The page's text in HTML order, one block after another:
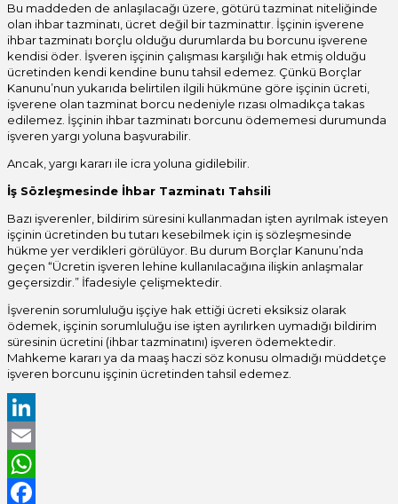
Bu maddeden de anlaşılacağı üzere, götürü tazminat niteliğinde
olan ihbar tazminatı, ücret değil bir tazminattır. İşçinin işverene
ihbar tazminatı borçlu olduğu durumlarda bu borcunu işverene
kendisi öder. İşveren işçinin çalışması karşılığı hak etmiş olduğu
ücretinden kendi kendine bunu tahsil edemez. Çünkü Borçlar
Kanunu’nun yukarıda belirtilen ilgili hükmüne göre işçinin ücreti,
işverene olan tazminat borcu nedeniyle rızası olmadıkça takas
edilemez. İşçinin ihbar tazminatı borcunu ödememesi durumunda
işveren yargı yoluna başvurabilir.
Ancak, yargı kararı ile icra yoluna gidilebilir.
İş Sözleşmesinde İhbar Tazminatı Tahsili
Bazı işverenler, bildirim süresini kullanmadan işten ayrılmak isteyen
işçinin ücretinden bu tutarı kesebilmek için iş sözleşmesinde
hükme yer verdikleri görülüyor. Bu durum Borçlar Kanunu’nda
geçen “Ücretin işveren lehine kullanılacağına ilişkin anlaşmalar
geçersizdir.” İfadesiyle çelişmektedir.
İşverenin sorumluluğu işçiye hak ettiği ücreti eksiksiz olarak
ödemek, işçinin sorumluluğu ise işten ayrılırken uymadığı bildirim
süresinin ücretini (ihbar tazminatını) işveren ödemektedir.
Mahkeme kararı ya da maaş haczi söz konusu olmadığı müddetçe
işveren borcunu işçinin ücretinden tahsil edemez.
LinkedIn
Email
WhatsApp